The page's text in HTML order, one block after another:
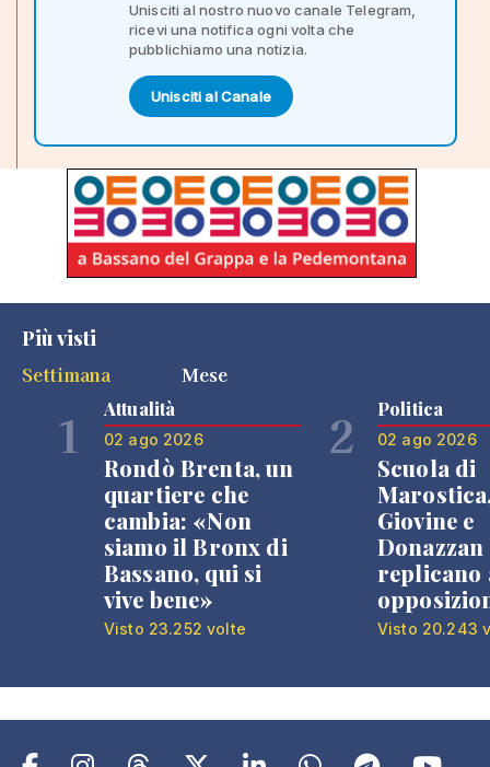
Unisciti al nostro nuovo canale Telegram,
ricevi una notifica ogni volta che
pubblichiamo una notizia.
Unisciti al Canale
Più visti
Settimana
Mese
1 Attualità
02 ago 2026
Rondò Brenta, un
quartiere che
cambia: «Non
siamo il Bronx di
Bassano, qui si
vive bene»
Visto 23.252 volte
2 Politica
02 ago 2026
Scuola di
Giovine e
Donazzan
replicano
Visto 20.243